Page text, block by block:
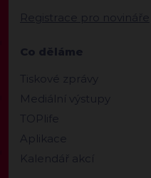
Registrace pro novináře
Co děláme
Tiskové zprávy
Mediální výstupy
TOPlife
Aplikace
Kalendář akcí